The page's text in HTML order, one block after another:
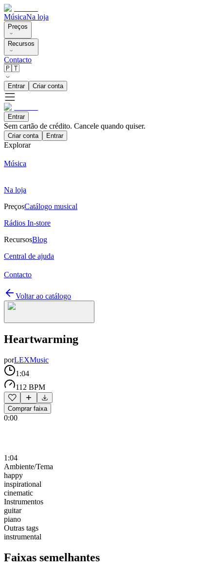
MúsicaNa loja
Preços
Recursos
Contacto
🇵🇹
Entrar Criar conta
Entrar
Sem cartão de crédito. Cancele quando quiser.
Criar conta Entrar
Explorar
Música
Na loja
PreçosCatálogo musical
Rádios In-store
RecursosBlog
Central de ajuda
Contacto
Voltar ao catálogo
Heartwarming
porLEXMusic
1:04
112 BPM
Comprar faixa
0:00
1:04
Ambiente/Tema
happy
inspirational
cinematic
Instrumentos
guitar
piano
Outras tags
instrumental
Faixas semelhantes